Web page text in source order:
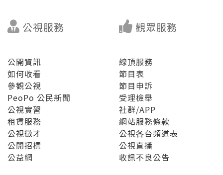
公視服務
公開資訊
如何收看
參觀公視
PeoPo 公民新聞
公視實習
租賃服務
公視徵才
公開招標
公益網
觀眾服務
線頂服務
節目表
節目申訴
受理檢舉
社群/APP
網站服務條款
公視各台頻道表
公視直播
收訊不良公告